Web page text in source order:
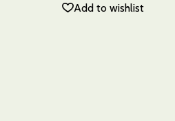
Add to wishlist